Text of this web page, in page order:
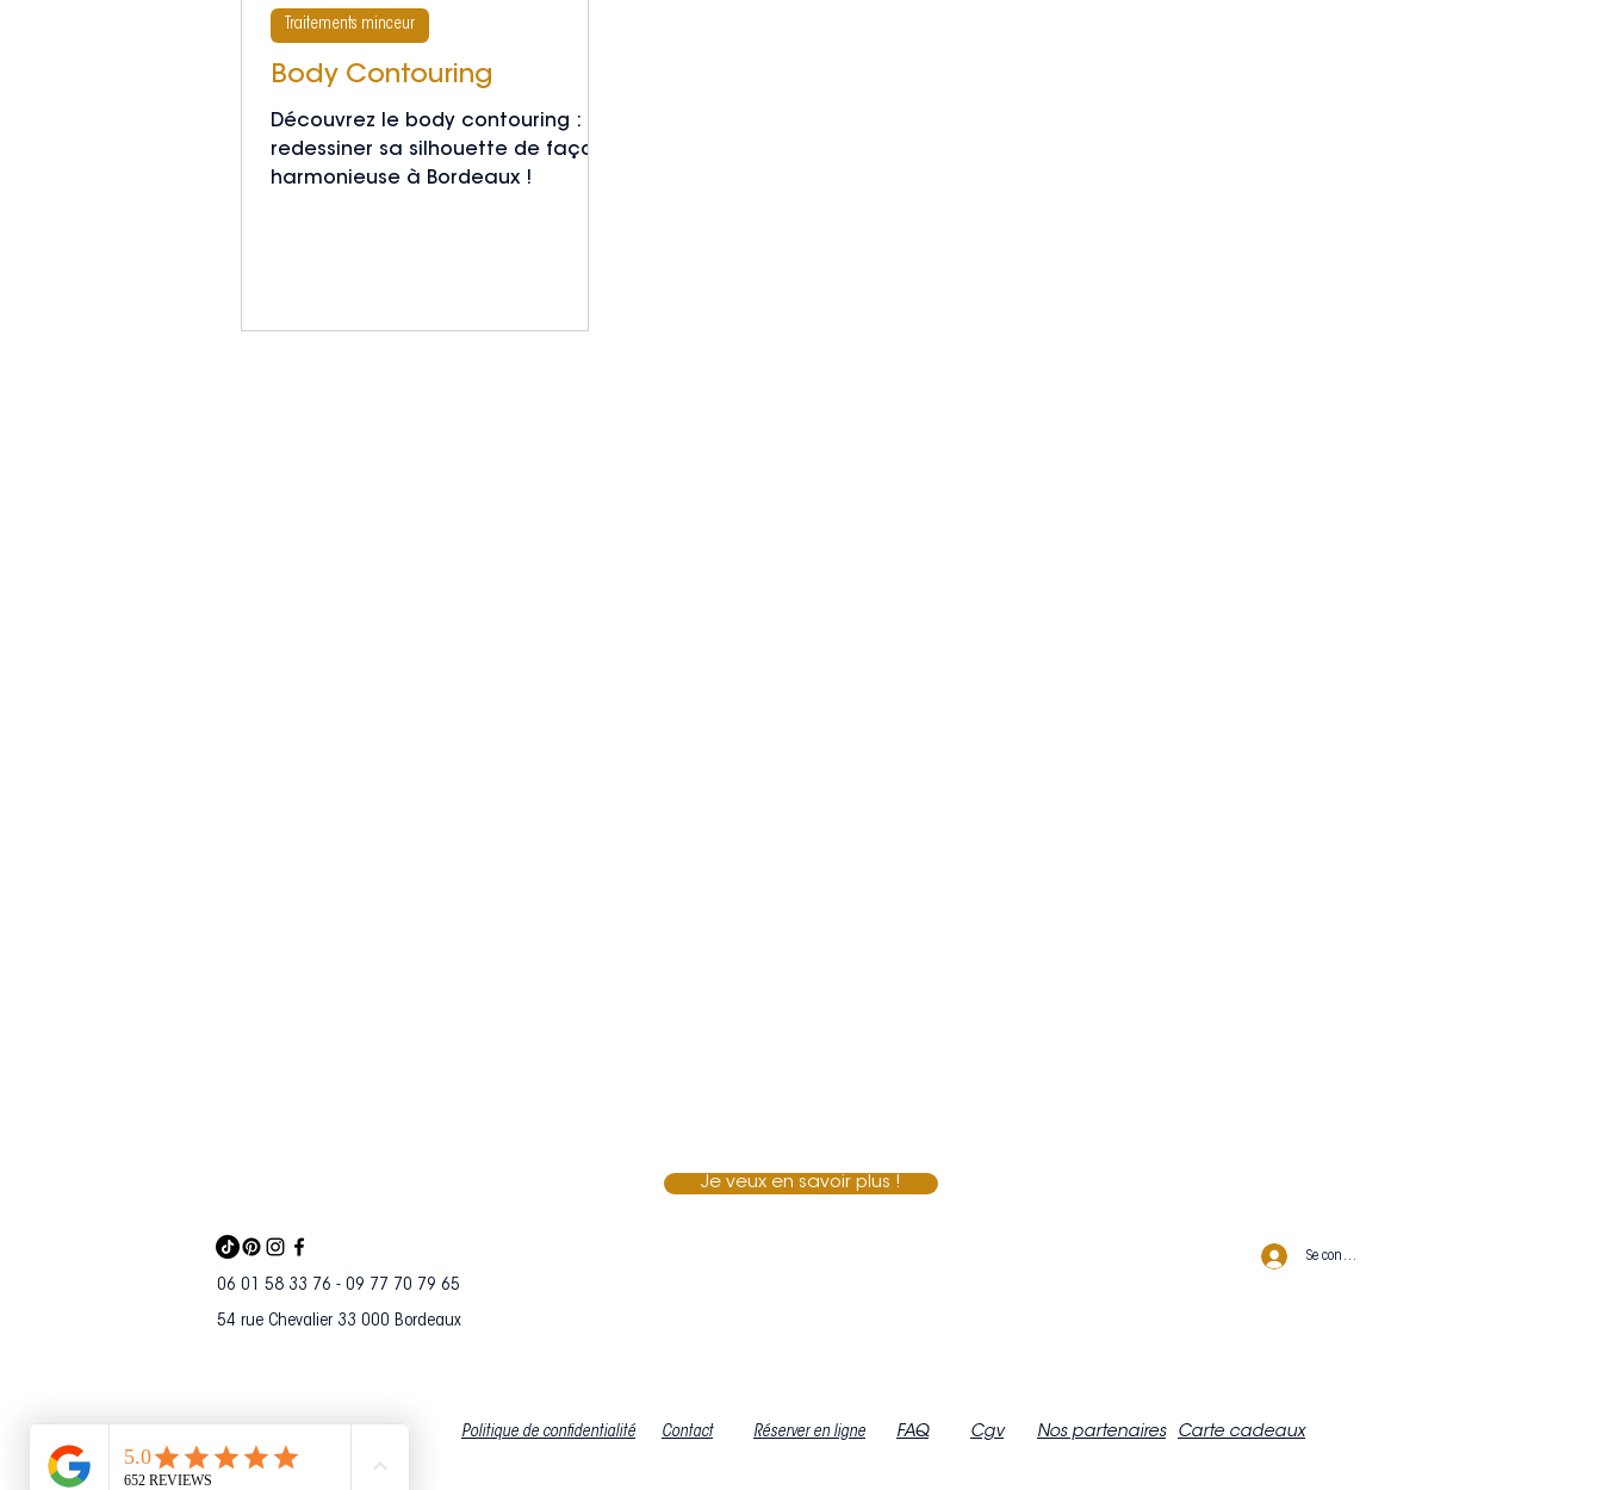
Body Contouring
Découvrez le body contouring :
redessiner sa silhouette de façon
harmonieuse à Bordeaux !
Traitements minceur
Je veux en savoir plus !
06 01 58 33 76 - 09 77 70 79 65
54 rue Chevalier 33 000 Bordeaux
Se connecter
Politique de confidentialité Contact Réserver en ligne FAQ Cgv Nos partenaires Carte cadeaux